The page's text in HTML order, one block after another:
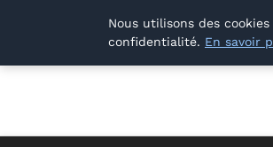
Offways.frNous utilisons des
confidentialité. En savoir